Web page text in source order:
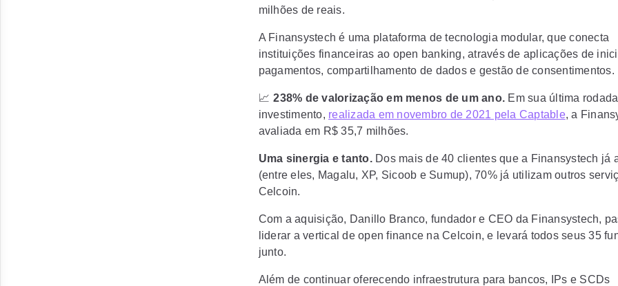
milhões de reais.
A Finansystech é uma plataforma de tecnologia modular, que conecta
instituições financeiras ao open banking, através de aplicações de
pagamentos, compartilhamento de dados e gestão de consentimentos.
📈238% de valorização em menos de um ano. Em sua última
investimento, realizada em novembro de 2021 pela Captable, a
avaliada em R$ 35,7 milhões.
Uma sinergia e tanto. Dos mais de 40 clientes que a Finansystech já
(entre eles, Magalu, XP, Sicoob e Sumup), 70% já utilizam outros
Celcoin.
Com a aquisição, Danillo Branco, fundador e CEO da Finansystech,
liderar a vertical de open finance na Celcoin, e levará todos seus 35
junto.
Além de continuar oferecendo infraestrutura para bancos, IPs e SCDs